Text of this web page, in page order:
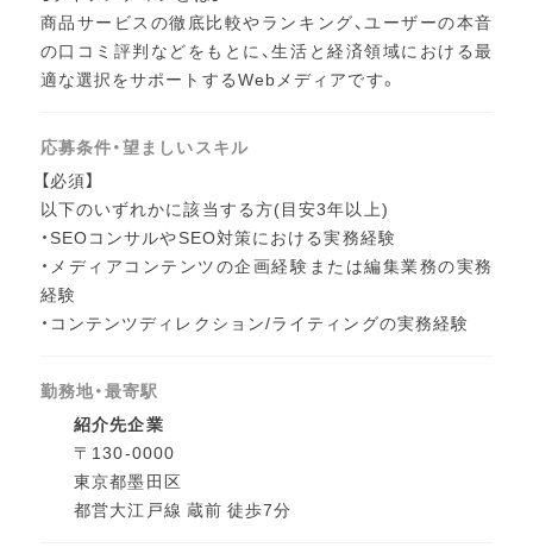
商品サービスの徹底比較やランキング、ユーザーの本音
の口コミ評判などをもとに、生活と経済領域における最
適な選択をサポートするWebメディアです。
応募条件・望ましいスキル
【必須】
以下のいずれかに該当する方(目安3年以上)
・SEOコンサルやSEO対策における実務経験
・メディアコンテンツの企画経験または編集業務の実務
経験
・コンテンツディレクション/ライティングの実務経験
勤務地・最寄駅
紹介先企業
〒130-0000
東京都墨田区
都営大江戸線 蔵前 徒歩7分